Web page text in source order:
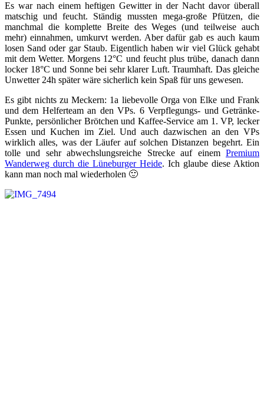
Es war nach einem heftigen Gewitter in der Nacht davor überall
matschig und feucht. Ständig mussten mega-große Pfützen, die
manchmal die komplette Breite des Weges (und teilweise auch
mehr) einnahmen, umkurvt werden. Aber dafür gab es auch kaum
losen Sand oder gar Staub. Eigentlich haben wir viel Glück gehabt
mit dem Wetter. Morgens 12°C und feucht plus trübe, danach dann
locker 18°C und Sonne bei sehr klarer Luft. Traumhaft. Das gleiche
Unwetter 24h später wäre sicherlich kein Spaß für uns gewesen.
Es gibt nichts zu Meckern: 1a liebevolle Orga von Elke und Frank
und dem Helferteam an den VPs. 6 Verpflegungs- und Getränke-
Punkte, persönlicher Brötchen und Kaffee-Service am 1. VP, lecker
Essen und Kuchen im Ziel. Und auch dazwischen an den VPs
wirklich alles, was der Läufer auf solchen Distanzen begehrt. Ein
tolle und sehr abwechslungsreiche Strecke auf einem Premium
Wanderweg durch die Lüneburger Heide. Ich glaube diese Aktion
kann man noch mal wiederholen 🙂